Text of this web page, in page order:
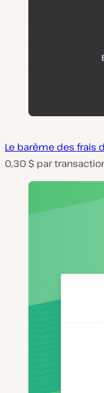
Le barème des frais
0,30 $ par